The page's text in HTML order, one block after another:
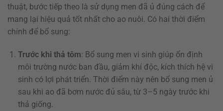
thuật, bước tiếp theo là sử dụng men đã ủ đúng cách để
mang lại hiệu quả tốt nhất cho ao nuôi. Có hai thời điểm
chính để bổ sung:
Trước khi thả tôm: Bổ sung men vi sinh giúp ổn định
môi trường nước ban đầu, giảm khí độc, kích thích hệ vi
sinh có lợi phát triển. Thời điểm này nên bổ sung men ủ
sau khi ao đã bơm nước đủ sâu, từ 3–5 ngày trước khi
thả giống.